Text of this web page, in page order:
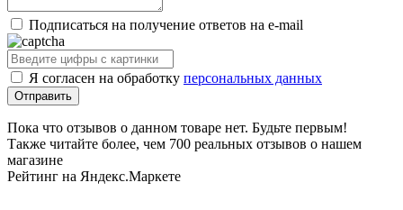
Подписаться на получение ответов на e-mail
Я согласен на обработку персональных данных
Пока что отзывов о данном товаре нет. Будьте первым!
Также читайте более, чем 700 реальных отзывов о нашем
магазине
Рейтинг на Яндекс.Маркете